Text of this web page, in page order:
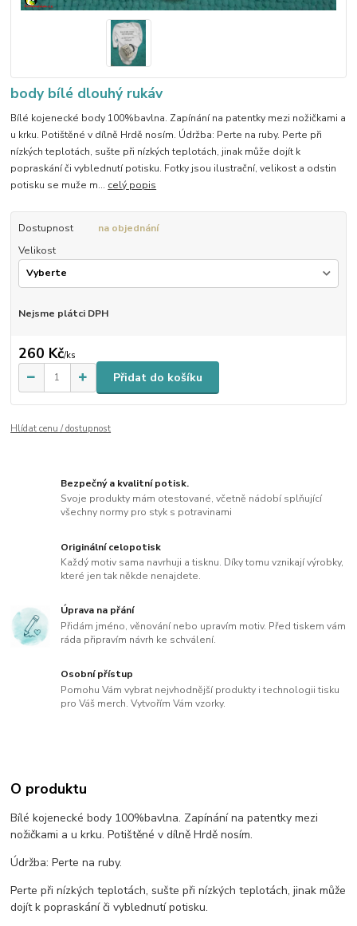
body bílé dlouhý rukáv
Bílé kojenecké body 100%bavlna. Zapínání na patentky mezi nožičkami a
u krku. Potištěné v dílně Hrdě nosím. Údržba: Perte na ruby. Perte při
nízkých teplotách, sušte při nízkých teplotách, jinak může dojít k
popraskání či vyblednutí potisku. Fotky jsou ilustrační, velikost a odstin
potisku se muže m... celý popis
Dostupnost
na objednání
Velikost
Nejsme plátci DPH
260 Kč/ks
Přidat do košíku
Hlídat cenu / dostupnost
Bezpečný a kvalitní potisk.
Svoje produkty mám otestované, včetně nádobí splňující
všechny normy pro styk s potravinami
Originální celopotisk
Každý motiv sama navrhuji a tisknu. Díky tomu vznikají výrobky,
které jen tak někde nenajdete.
Úprava na přání
Přidám jméno, věnování nebo upravím motiv. Před tiskem vám
ráda připravím návrh ke schválení.
Osobní přístup
Pomohu Vám vybrat nejvhodnější produkty i technologii tisku
pro Váš merch. Vytvořím Vám vzorky.
O produktu
Bílé kojenecké body 100%bavlna. Zapínání na patentky mezi
nožičkami a u krku. Potištěné v dílně Hrdě nosím.
Údržba: Perte na ruby.
Perte při nízkých teplotách, sušte při nízkých teplotách, jinak může
dojít k popraskání či vyblednutí potisku.